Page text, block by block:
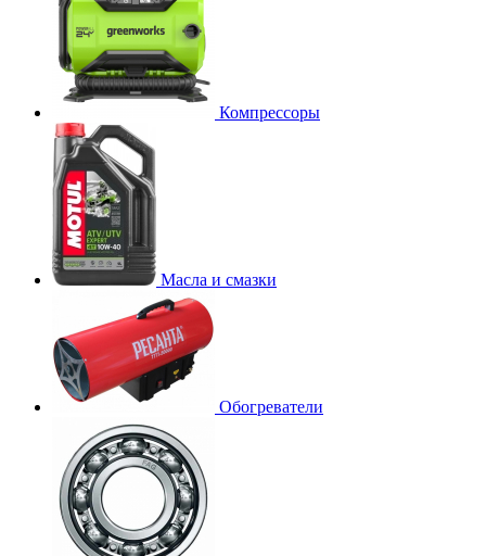
Компрессоры
Масла и смазки
Обогреватели